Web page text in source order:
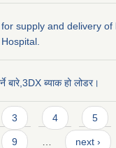
supply and delivery
बारे,3DX ब्याक हो लोडर।
3 4 5
9 next ›